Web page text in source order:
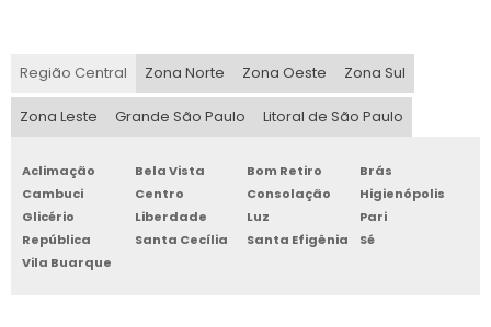
Região Central Zona Norte Zona Oeste Zona Sul
Zona Leste Grande São Paulo Litoral de São Paulo
Aclimação Bela Vista Bom Retiro
Brás
Cambuci
Centro Consolação
Higienópolis
Glicério
Liberdade Luz
Pari
República
Santa Cecília Santa Efigênia
Sé
Vila Buarque